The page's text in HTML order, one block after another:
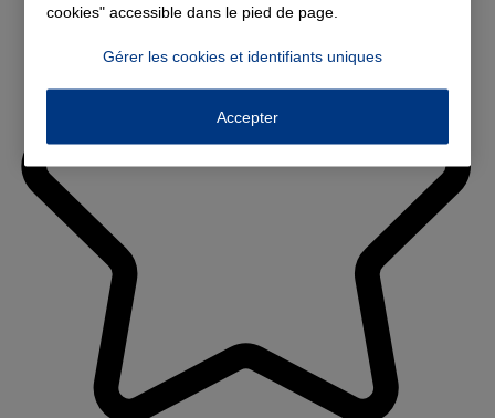
cookies" accessible dans le pied de page.
Gérer les cookies et identifiants uniques
Accepter